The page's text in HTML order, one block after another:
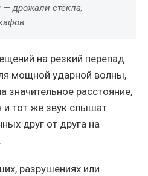
дрожали стёкла,
на резкий перепад
мощной ударной волны,
значительное расстояние,
тот же звук слышат
друг от друга на
разрушениях или